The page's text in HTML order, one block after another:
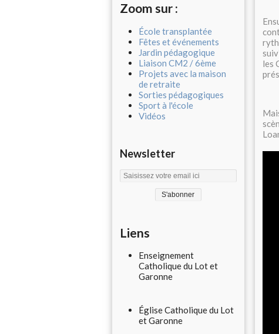
Zoom sur :
École transplantée
Fêtes et événements
Jardin pédagogique
Liaison CM2 / 6ème
Projets avec la maison
de retraite
Sorties pédagogiques
Sport à l'école
Vidéos
Newsletter
Liens
Enseignement
Catholique du Lot et
Garonne
Église Catholique du Lot
et Garonne
les